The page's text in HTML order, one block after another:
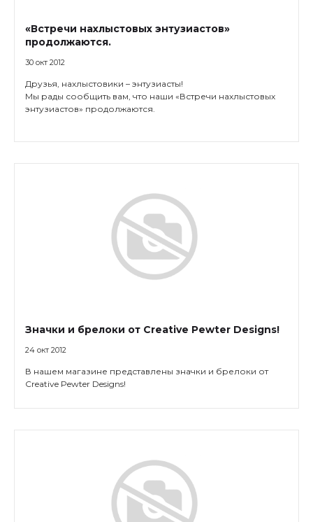
«Встречи нахлыстовых энтузиастов»
продолжаются.
30 окт 2012
Друзья, нахлыстовики – энтузиасты!
Мы рады сообщить вам, что наши «Встречи нахлыстовых
энтузиастов» продолжаются.
Значки и брелоки от Creative Pewter Designs!
24 окт 2012
В нашем магазине представлены значки и брелоки от
Creative Pewter Designs!